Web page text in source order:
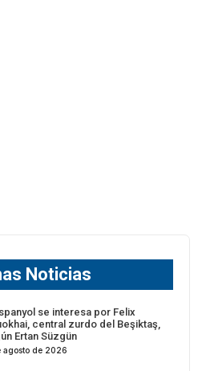
Noticias
se interesa por Felix
central zurdo del Beşiktaş,
Ertan Süzgün
agosto de 2026